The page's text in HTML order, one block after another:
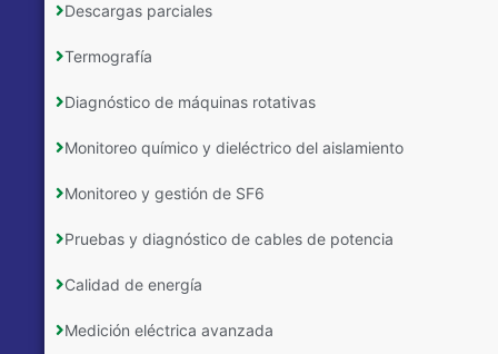
Descargas parciales
Termografía
Diagnóstico de máquinas rotativas
Monitoreo químico y dieléctrico del aislamiento
Monitoreo y gestión de SF6
Pruebas y diagnóstico de cables de potencia
Calidad de energía
Medición eléctrica avanzada